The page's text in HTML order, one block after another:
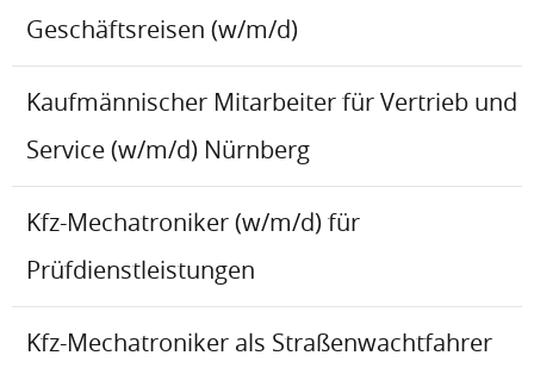
Geschäftsreisen (w/m/d)
Kaufmännischer Mitarbeiter für Vertrieb und
Service (w/m/d) Nürnberg
Kfz-Mechatroniker (w/m/d) für
Prüfdienstleistungen
Kfz-Mechatroniker als Straßenwachtfahrer